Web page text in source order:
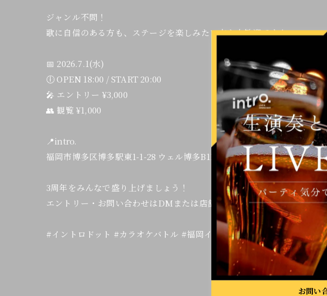
ジャンル不問！
歌に自信のある方も、ステージを楽しみたい方も大歓迎です！
📅 2026.7.1(水)
🕕 OPEN 18:00 / START 20:00
🎤 エントリー ¥3,000
👥 観覧 ¥1,000
📍intro.
福岡市博多区博多駅東1-1-28 ウェル博多B1F
3周年をみんなで盛り上げましょう！
エントリー・お問い合わせはDMまたは店舗スタッフまで✨
#イントロドット #カラオケバトル #福岡イベント #博多 #カラオケ大
お問い